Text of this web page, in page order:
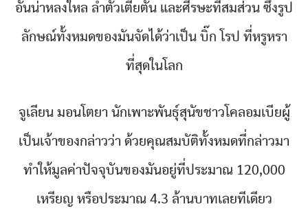
อันน่าหลงใหล ลำตัวเตี้ยตัน และศีรษะที่สมส่วน ซึ่งรูป
ลักษณ์ทั้งหมดของมันจัดได้ว่าเป็น บิ๊ก โรป ที่หรูหรา
ที่สุดในโลก
จูเลียน มอนโตยา นักเพาะพันธุ์สุนัขชาวโคลอมเบียผู้
เป็นเจ้าของกล่าวว่า ด้วยคุณสมบัติทั้งหมดที่กล่าวมา
ทำให้มูลค่าปัจจุบันของมันอยู่ที่ประมาณ 120,000
เหรียญ หรือประมาณ 4.3 ล้านบาทเลยทีเดียว